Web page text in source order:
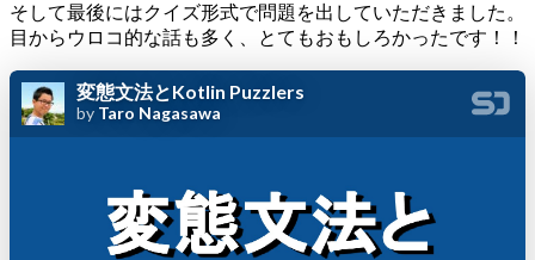
そして最後にはクイズ形式で問題を出していただきました。
目からウロコ的な話も多く、とてもおもしろかったです！！